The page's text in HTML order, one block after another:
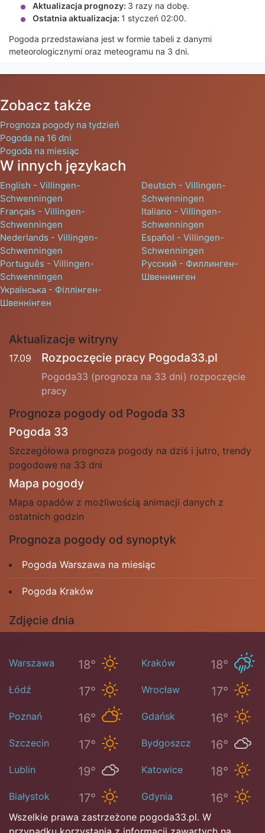
Aktualizacja prognozy: 3 razy na dobę.
Ostatnia aktualizacja: 1 styczeń 02:00.
Pogoda przedstawiana jest w formie tabeli z danymi
meteorologicznymi oraz meteogramu na 3 dni.
Zobacz także
Prognoza pogody na tydzień
Pogoda na 16 dni
Pogoda na miesiąc
W innych językach
English - Villingen-
Schwenningen
Deutsch - Villingen-
Schwenningen
Français - Villingen-
Schwenningen
Italiano - Villingen-
Schwenningen
Nederlands - Villingen-
Schwenningen
Español - Villingen-
Schwenningen
Português - Villingen-
Schwenningen
Русский - Филлинген-
Швеннинген
Українська - Філлінген-
Швеннінген
Aktualizacje witryny
17.09 Rozpoczęcie pracy Pogoda33.pl
Pogoda33 (prognoza na 33 dni) rozpoczęcie
pracy
Prognoza pogody od Pogoda 33
Pogoda 33
Szczegółowa prognoza pogody na dziś i jutro, trendy
pogodowe na 33 dni
Mapa pogody
Mapa opadów z możliwością animacji danych z
ostatnich godzin
Prognoza pogody od synoptyk
Pogoda Warszawa na miesiąc
Pogoda Kraków
Zdjęcie dnia
Warszawa 18° Kraków 18°
Łódź 17° Wrocław 17°
Poznań 16° Gdańsk 16°
Szczecin 17° Bydgoszcz 16°
Lublin 19° Katowice 18°
Białystok 17° Gdynia 16°
Wszelkie prawa zastrzeżone pogoda33.pl. W